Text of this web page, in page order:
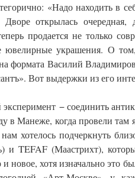
«Надо находить в
Дворе открылась
продается не только
ювелирные украшения. О
формата Василий
Вот выдержки из его
эксперимент − соединить
в Манеже, когда провели
хотелось подчеркнуть
и TEFAF (Маастрихт),
и новое, хотя изначально это